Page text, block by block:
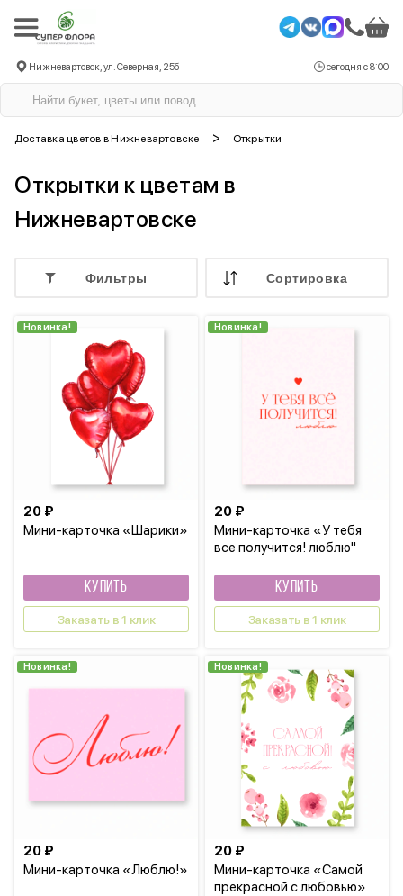
Нижневартовск, ул. Северная, 25б сегодня с 8:00
Доставка цветов в Нижневартовске > Открытки
Открытки к цветам в
Нижневартовске
Фильтры Cортировка
Новинка!
Мини-карточка «Шарики»
20 ₽
КУПИТЬ
Заказать в 1 клик
Новинка!
Мини-карточка «У тебя
все получится! люблю"
20 ₽
КУПИТЬ
Заказать в 1 клик
Новинка!
Мини-карточка «Люблю!»
20 ₽
Новинка!
Мини-карточка «Самой
прекрасной с любовью»
20 ₽